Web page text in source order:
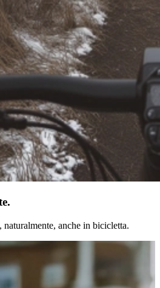
anche in bicicletta.